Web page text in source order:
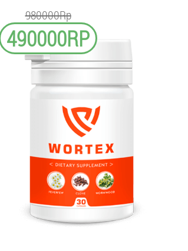
980000Rp
490000RP